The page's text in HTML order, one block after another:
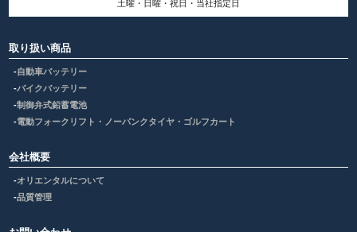
土曜・日曜・祝日・当社指定日
取り扱い商品
自動車バッテリー
バイクバッテリー
制御弁式鉛蓄電池
電動フォークリフト・ノーパンクタイヤ・ゴルフカート
会社概要
オリエンタルについて
品質管理